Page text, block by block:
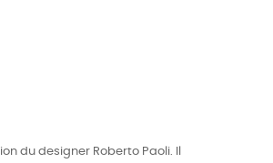
du designer Roberto Paoli. Il